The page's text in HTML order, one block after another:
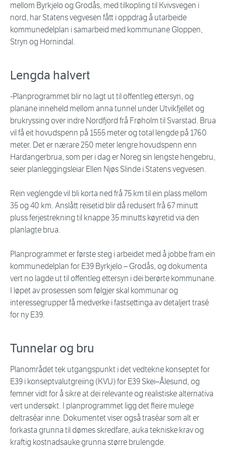
mellom Byrkjelo og Grodås, med tilkopling til Kvivsvegen i
nord, har Statens vegvesen fått i oppdrag å utarbeide
kommunedelplan i samarbeid med kommunane Gloppen,
Stryn og Hornindal.
Lengda halvert
-Planprogrammet blir no lagt ut til offentleg ettersyn, og
planane inneheld mellom anna tunnel under Utvikfjellet og
brukryssing over indre Nordfjord frå Frøholm til Svarstad. Brua
vil få eit hovudspenn på 1555 meter og total lengde på 1760
meter. Det er nærare 250 meter lengre hovudspenn enn
Hardangerbrua, som per i dag er Noreg sin lengste hengebru,
seier planleggingsleiar Ellen Njøs Slinde i Statens vegvesen.
Rein veglengde vil bli korta ned frå 75 km til ein plass mellom
35 og 40 km. Anslått reisetid blir då redusert frå 67 minutt
pluss ferjestrekning til knappe 35 minutts køyretid via den
planlagte brua.
Planprogrammet er første steg i arbeidet med å jobbe fram ein
kommunedelplan for E39 Byrkjelo – Grodås, og dokumenta
vert no lagde ut til offentleg ettersyn i dei berørte kommunane.
I løpet av prosessen som følgjer skal kommunar og
interessegrupper få medverke i fastsettinga av detaljert trasé
for ny E39.
Tunnelar og bru
Planområdet tek utgangspunkt i det vedtekne konseptet for
E39 i konseptvalutgreiing (KVU) for E39 Skei–Ålesund, og
femner vidt for å sikre at dei relevante og realistiske alternativa
vert undersøkt. I planprogrammet ligg det fleire mulege
deltraséar inne. Dokumentet viser også traséar som alt er
forkasta grunna til dømes skredfare, auka tekniske krav og
kraftig kostnadsauke grunna større brulengde.